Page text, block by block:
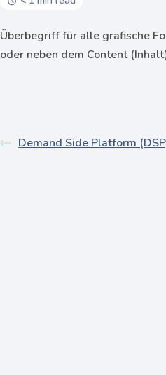
Überbegriff für alle grafische
oder neben dem Content
Demand Side Platform